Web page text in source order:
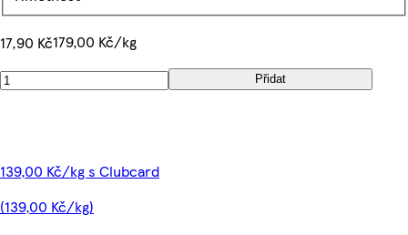
17,90 Kč179,00 Kč/kg
Přidat
139,00 Kč/kg s Clubcard
(139,00 Kč/kg)